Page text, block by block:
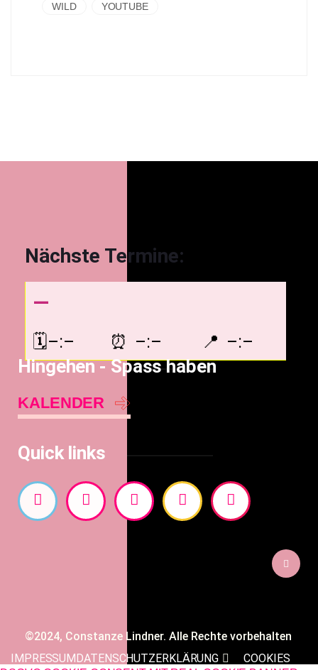
WILD YOUTUBE
Nächste Termine:
—
–:– –:– –:–
Hingehen - Spass haben
KALENDER
Quick links
©2024, Constanze Lindner. Alle Rechte vorbehalten
IMPRESSUMDATENSCHUTZERKLÄRUNG COOKIES